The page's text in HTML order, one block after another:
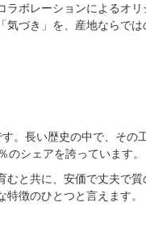
ボレーションによるオ
づき」を、産地ならで
。長い歴史の中で、そ
シェアを誇っています。
と共に、安価で丈夫で
徴のひとつと言えます。